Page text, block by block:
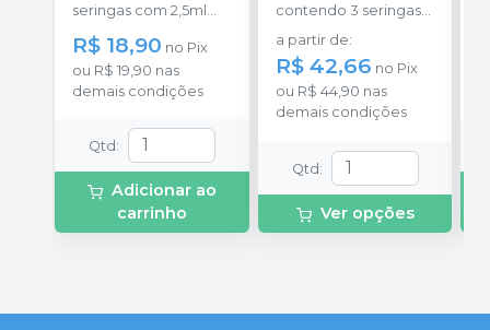
seringas com 2,5ml
cada uma e 3
ponteiras para
aplicação.
R$ 18,90 no Pix
ou R$ 19,90 nas
demais condições
Qtd :
Adicionar ao
carrinho
contendo 3 seringas
com 3g de gel cada
uma.
a partir de:
R$ 42,66 no Pix
ou R$ 44,90 nas
demais condições
Qtd :
Ver opções